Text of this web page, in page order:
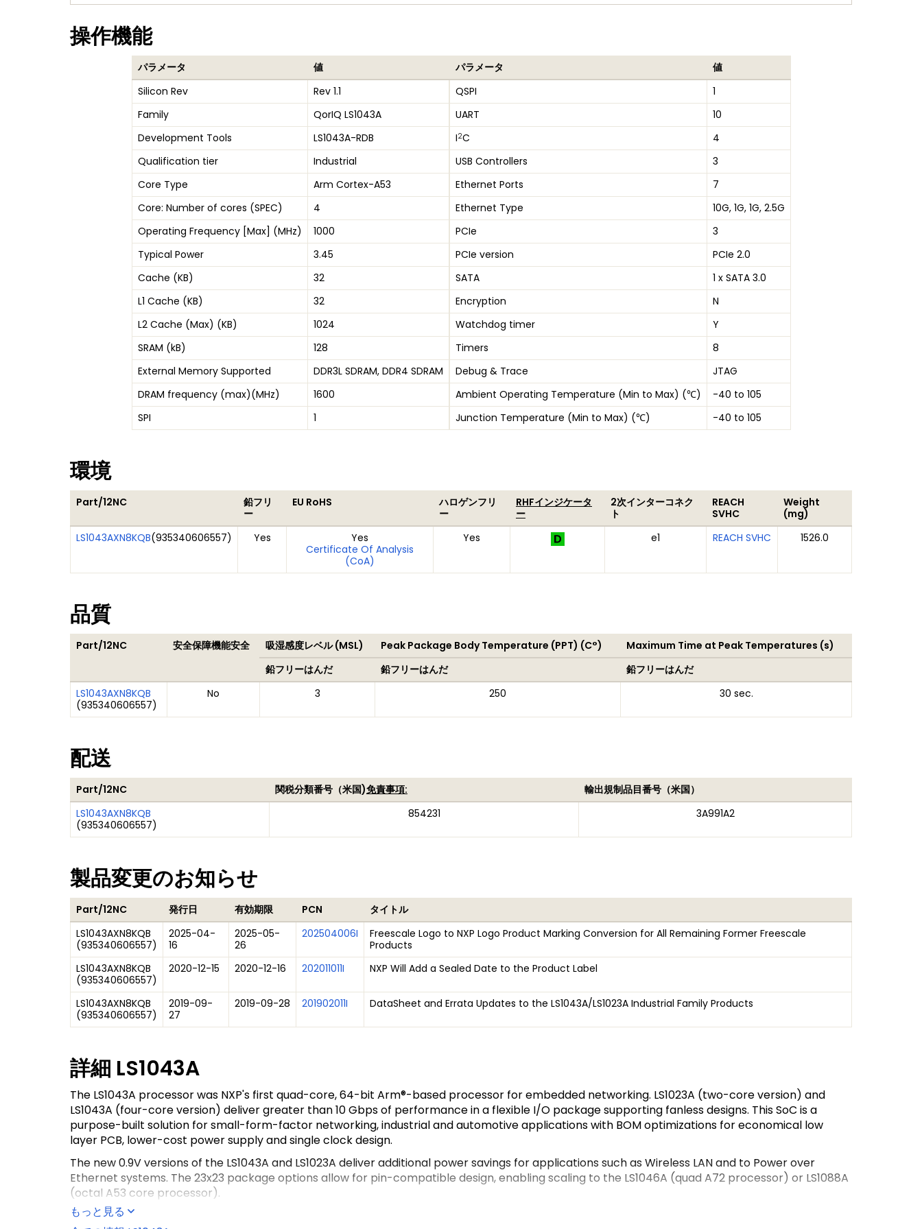
操作機能
パラメータ
値
Silicon Rev
Rev 1.1
Family
QorIQ LS1043A
Development Tools
LS1043A-RDB
Qualification tier
Industrial
Core Type
Arm Cortex-A53
Core: Number of cores (SPEC)
4
Operating Frequency [Max] (MHz)
1000
Typical Power
3.45
Cache (KB)
32
L1 Cache (KB)
32
L2 Cache (Max) (KB)
1024
SRAM (kB)
128
External Memory Supported
DDR3L SDRAM, DDR4 SDRAM
DRAM frequency (max)(MHz)
1600
SPI
1
パラメータ
値
QSPI
1
UART
10
I2C
4
USB Controllers
3
Ethernet Ports
7
Ethernet Type
10G, 1G, 1G, 2.5G
PCIe
3
PCIe version
PCIe 2.0
SATA
1 x SATA 3.0
Encryption
N
Watchdog timer
Y
Timers
8
Debug & Trace
JTAG
Ambient Operating Temperature (Min to Max) (℃)
-40 to 105
Junction Temperature (Min to Max) (℃)
-40 to 105
環境
Part/12NC
鉛フリ
ー
EU RoHS
ハロゲンフリ
ー
RHFインジケータ
ー
2次インターコネク
ト
REACH
SVHC
Weight
(mg)
LS1043AXN8KQB(935340606557) Yes
Yes
Certificate Of Analysis
(CoA)
Yes e1 REACH SVHC 1526.0
品質
Part/12NC 安全保障機能安全 吸湿感度レベル (MSL) Peak Package Body Temperature (PPT) (C°)
Maximum Time at Peak Temperatures (s)
鉛フリーはんだ
鉛フリーはんだ
鉛フリーはんだ
LS1043AXN8KQB
(935340606557)
No 3 250 30 sec.
配送
Part/12NC 関税分類番号（米国)免責事項:
輸出規制品目番号（米国）
LS1043AXN8KQB
(935340606557)
854231 3A991A2
製品変更のお知らせ
Part/12NC 発行日 有効期限 PCN
タイトル
LS1043AXN8KQB
(935340606557)
2025-04-
16
2025-05-
26
202504006I
Freescale Logo to NXP Logo Product Marking Conversion for All Remaining Former Freescale
Products
LS1043AXN8KQB
(935340606557)
2020-12-15 2020-12-16 202011011I NXP Will Add a Sealed Date to the Product Label
LS1043AXN8KQB
(935340606557)
2019-09-
27
2019-09-28 201902011I DataSheet and Errata Updates to the LS1043A/LS1023A Industrial Family Products
詳細 LS1043A
The LS1043A processor was NXP's first quad-core, 64-bit Arm®-based processor for embedded networking. LS1023A (two-core version) and
LS1043A (four-core version) deliver greater than 10 Gbps of performance in a flexible I/O package supporting fanless designs. This SoC is a
purpose-built solution for small-form-factor networking, industrial and automotive applications with BOM optimizations for economical low
layer PCB, lower-cost power supply and single clock design.
The new 0.9V versions of the LS1043A and LS1023A deliver additional power savings for applications such as Wireless LAN and to Power over
Ethernet systems. The 23x23 package options allow for pin-compatible design, enabling scaling to the LS1046A (quad A72 processor) or LS1088A
(octal A53 core processor).
The LS1043A delivers a performance boost over dual-core Arm 32-bit products and continues the QorIQ legacy of I/O flexibility and integrated
もっと見る